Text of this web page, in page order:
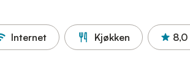
Internet Kjøkken 8,0